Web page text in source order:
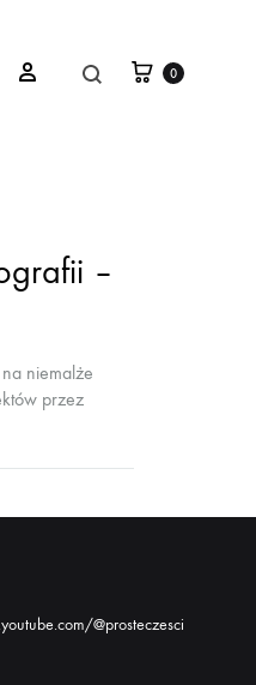
Sign inSZUKAJ Koszyk
0
–
niemalże
przez
@prosteczesci